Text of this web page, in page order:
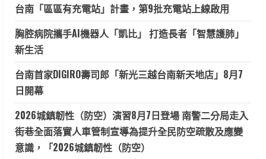
台南「區區有充電站」計畫，第9批充電站上線啟用
胸腔病院攜手AI機器人「凱比」 打造長者「智慧護肺」
新生活
台南首家DIGIRO壽司郎「新光三越台南新天地店」8月7
日開幕
2026城鎮韌性（防空）演習8月7日登場 南警二分局走入
街巷全面落實人車管制宣導為提升全民防空疏散及應變
意識，「2026城鎮韌性（防空）